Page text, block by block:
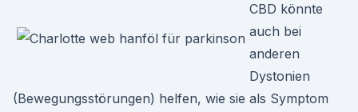
CBD könnte
auch bei
anderen
Dystonien
(Bewegungsstörungen) helfen, wie sie als Symptom